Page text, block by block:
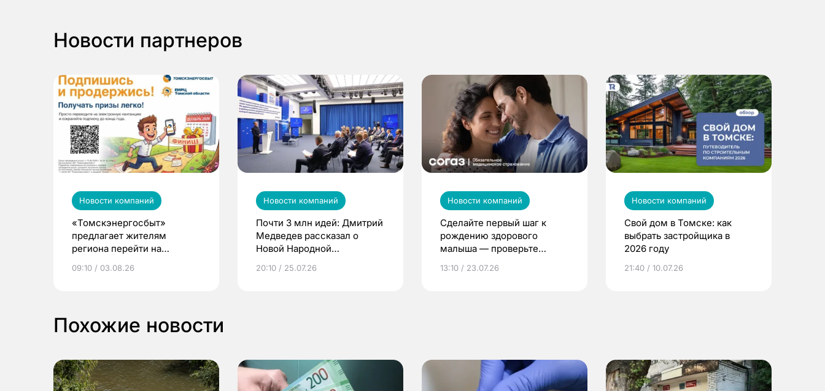
Новости партнеров
Новости компаний
«Томскэнергосбыт»
предлагает жителям
региона перейти на
выиграть призы
09:10 / 03.08.26
Новости компаний
Почти 3 млн идей: Дмитрий
Медведев рассказал о
Новой Народной
20:10 / 25.07.26
Новости компаний
Сделайте первый шаг к
рождению здорового
малыша — проверьте
по ОМС!
13:10 / 23.07.26
Новости компаний
Свой дом в Томске: как
выбрать застройщика в
2026 году
21:40 / 10.07.26
Похожие новости